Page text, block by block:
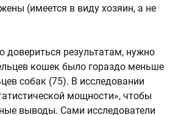
(имеется в виду хозяин, а не
довериться результатам, нужно
кошек было гораздо меньше
собак (75). В исследовании
мощности», чтобы
выводы. Сами исследователи